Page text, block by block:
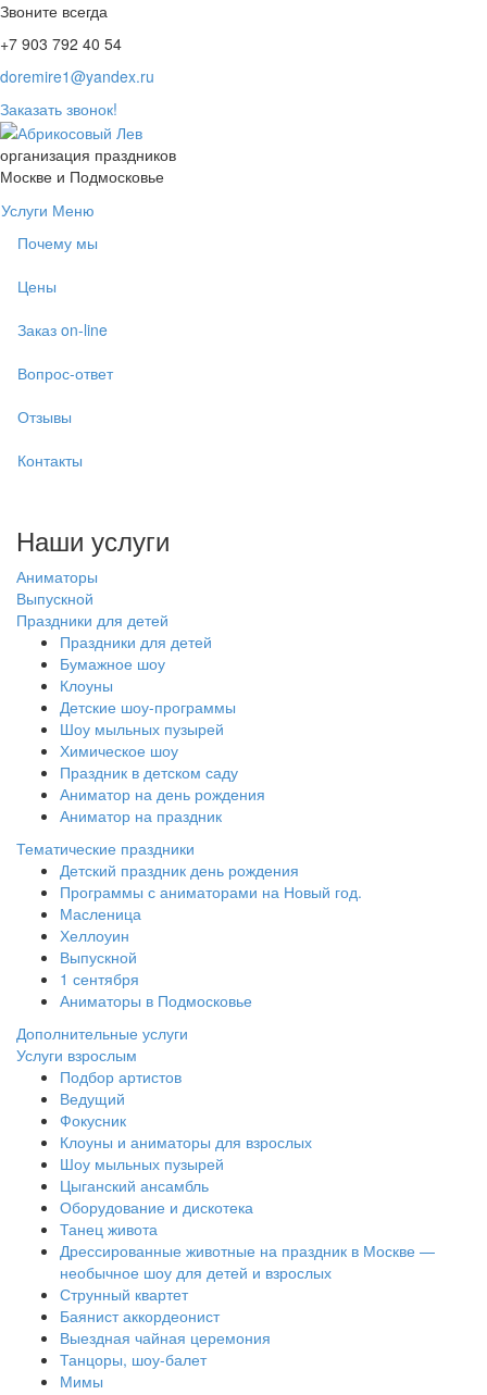
Звоните всегда
+7 903 792 40 54
doremire1@yandex.ru
Заказать звонок!
организация праздников
Москве и Подмосковье
Услуги Меню
Почему мы
Цены
Заказ on-line
Вопрос-ответ
Отзывы
Контакты
Наши услуги
Аниматоры
Выпускной
Праздники для детей
Праздники для детей
Бумажное шоу
Клоуны
Детские шоу-программы
Шоу мыльных пузырей
Химическое шоу
Праздник в детском саду
Аниматор на день рождения
Аниматор на праздник
Тематические праздники
Детский праздник день рождения
Программы с аниматорами на Новый год.
Масленица
Хеллоуин
Выпускной
1 сентября
Аниматоры в Подмосковье
Дополнительные услуги
Услуги взрослым
Подбор артистов
Ведущий
Фокусник
Клоуны и аниматоры для взрослых
Шоу мыльных пузырей
Цыганский ансамбль
Оборудование и дискотека
Танец живота
Дрессированные животные на праздник в Москве —
необычное шоу для детей и взрослых
Струнный квартет
Баянист аккордеонист
Выездная чайная церемония
Танцоры, шоу-балет
Мимы